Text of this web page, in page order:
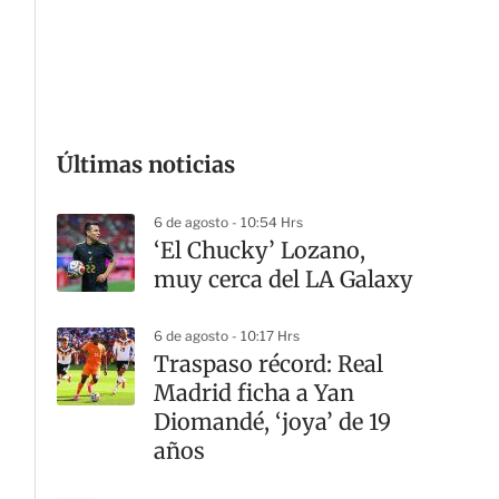
Últimas noticias
6 de agosto - 10:54 Hrs
‘El Chucky’ Lozano,
muy cerca del LA Galaxy
6 de agosto - 10:17 Hrs
Traspaso récord: Real
Madrid ficha a Yan
Diomandé, ‘joya’ de 19
años